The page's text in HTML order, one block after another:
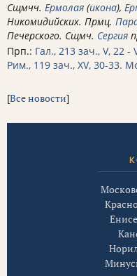
Сщмчч. Ермолая (икона),
Никомидийских. Прмц.
Печерского. Сщмч. Сергия
Прп.: Гал., 213 зач., V, 22 -
Рим., 119 зач., XV, 30-33.
[Все новости]